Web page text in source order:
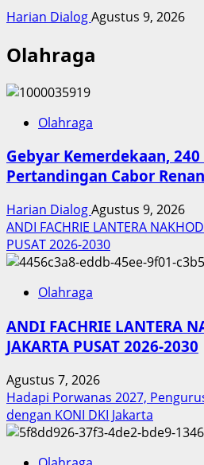
Harian DialogAgustus 9, 2026
Olahraga
Olahraga
Gebyar Kemerdekaan,
Pertandingan Cabor
Harian DialogAgustus 9, 2026
ANDI FACHRIE LANTERA
PUSAT 2026-2030
Olahraga
ANDI FACHRIE LANTERA
JAKARTA PUSAT 2026-2030
Agustus 7, 2026
Hadapi Porwanas 2027,
dengan KONI DKI Jakarta